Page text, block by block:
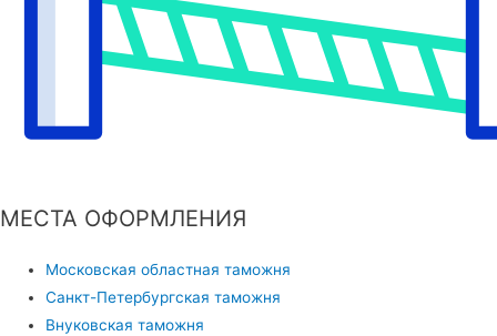
МЕСТА ОФОРМЛЕНИЯ
Московская областная таможня
Санкт-Петербургская таможня
Внуковская таможня